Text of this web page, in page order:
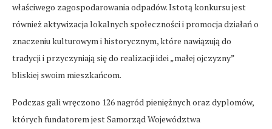
właściwego zagospodarowania odpadów. Istotą konkursu jest
również aktywizacja lokalnych społeczności i promocja działań o
znaczeniu kulturowym i historycznym, które nawiązują do
tradycji i przyczyniają się do realizacji idei „małej ojczyzny”
bliskiej swoim mieszkańcom.
Podczas gali wręczono 126 nagród pieniężnych oraz dyplomów,
których fundatorem jest Samorząd Województwa